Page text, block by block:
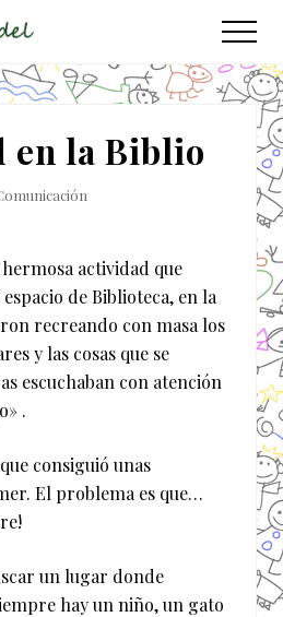
Menu
en la Biblio
actividad que
de Biblioteca, en la
recreando con masa los
y las cosas que se
escuchaban con atención
.
consiguió unas
El problema es que…
un lugar donde
hay un niño, un gato